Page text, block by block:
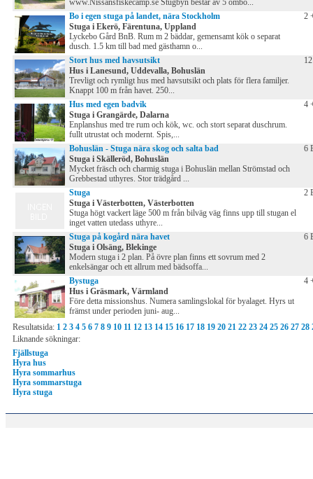
www.Nissansfiskecamp.se Stugbyn består av 5 ombo...
Bo i egen stuga på landet, nära Stockholm
Stuga i Ekerö, Färentuna, Uppland
Lyckebo Gård BnB. Rum m 2 bäddar, gemensamt kök o separat
dusch. 1.5 km till bad med gästhamn o...
2
Stort hus med havsutsikt
Hus i Lanesund, Uddevalla, Bohuslän
Trevligt och rymligt hus med havsutsikt och plats för flera familjer.
Knappt 100 m från havet. 250...
Hus med egen badvik
Stuga i Grangärde, Dalarna
Enplanshus med tre rum och kök, wc. och stort separat duschrum.
fullt utrustat och modernt. Spis,...
4
Bohuslän - Stuga nära skog och salta bad
Stuga i Skälleröd, Bohuslän
Mycket fräsch och charmig stuga i Bohuslän mellan Strömstad och
Grebbestad uthyres. Stor trädgård ...
6
Stuga
Stuga i Västerbotten, Västerbotten
Stuga högt vackert läge 500 m från bilväg väg finns upp till stugan el
inget vatten utedass uthyre...
2
Stuga på kogård nära havet
Stuga i Olsäng, Blekinge
Modern stuga i 2 plan. På övre plan finns ett sovrum med 2
enkelsängar och ett allrum med bädsoffa...
6
Bystuga
Hus i Gräsmark, Värmland
Före detta missionshus. Numera samlingslokal för byalaget. Hyrs ut
främst under perioden juni- aug...
4
Resultatsida: 1 2 3 4 5 6 7 8 9 10 11 12 13 14 15 16 17 18 19 20 21 22 23 24 25 26 27 28
Liknande sökningar:
Fjällstuga
Hyra hus
Hyra sommarhus
Hyra sommarstuga
Hyra stuga